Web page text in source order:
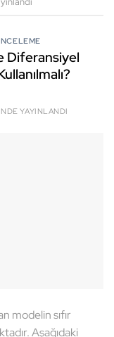
Diferansiyel
YAYINLANDI
modelin sıfır
Aşağıdaki